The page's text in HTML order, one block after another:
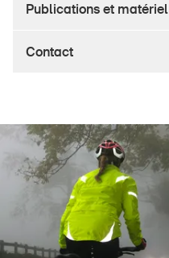
Aspects juridiques
Publications et matériel
Contact